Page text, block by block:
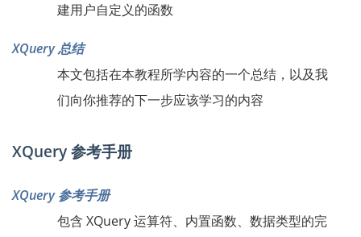
建用户自定义的函数
XQuery 总结
本文包括在本教程所学内容的一个总结，以及我
们向你推荐的下一步应该学习的内容
XQuery 参考手册
XQuery 参考手册
包含 XQuery 运算符、内置函数、数据类型的完